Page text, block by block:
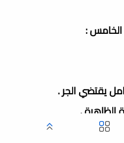
الخامس :
يقتضي الجر .
الظاهرة .